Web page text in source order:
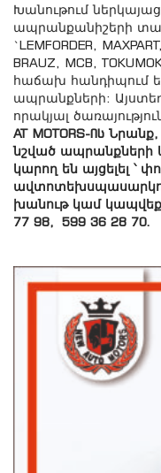
Խանութում
ապրանքանիշերի
`LEMFORDER,
BRAUZ, MCB,
հաճախ հանդիպում
ապրանքների: Այստեղ
որակյալ
AT MOTORS-ის
նշված ապրանքների
կարող են այցելել ՝
ավտոտեխսպասարկում
խանութ կամ
77 98, 599 36 28 70.